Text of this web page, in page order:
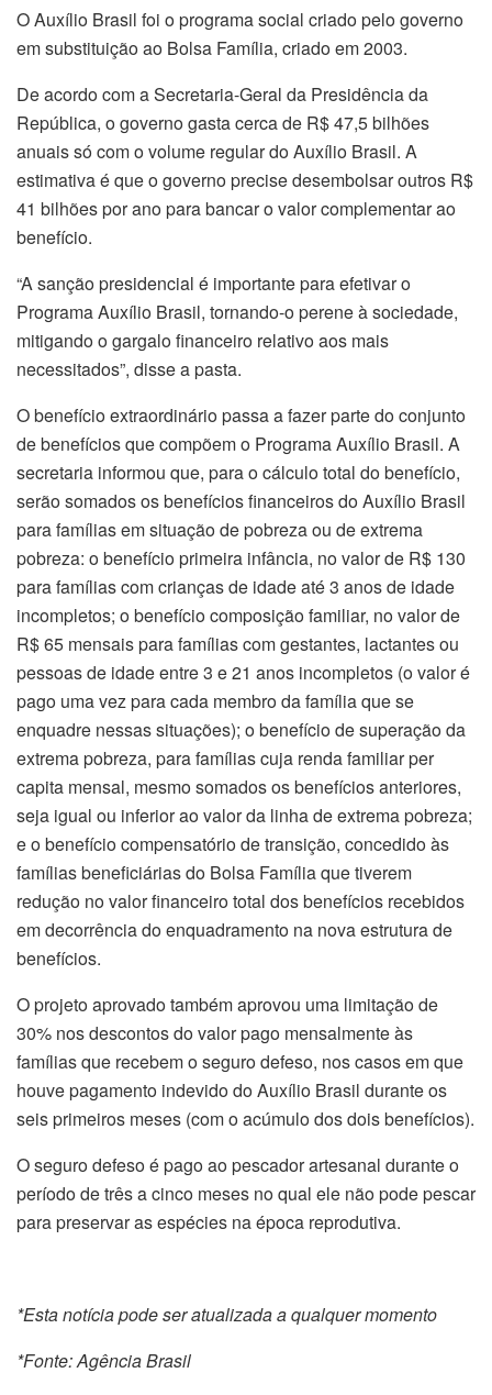
O Auxílio Brasil foi o programa social criado pelo governo
em substituição ao Bolsa Família, criado em 2003.
De acordo com a Secretaria-Geral da Presidência da
República, o governo gasta cerca de R$ 47,5 bilhões
anuais só com o volume regular do Auxílio Brasil. A
estimativa é que o governo precise desembolsar outros R$
41 bilhões por ano para bancar o valor complementar ao
benefício.
“A sanção presidencial é importante para efetivar o
Programa Auxílio Brasil, tornando-o perene à sociedade,
mitigando o gargalo financeiro relativo aos mais
necessitados”, disse a pasta.
O benefício extraordinário passa a fazer parte do conjunto
de benefícios que compõem o Programa Auxílio Brasil. A
secretaria informou que, para o cálculo total do benefício,
serão somados os benefícios financeiros do Auxílio Brasil
para famílias em situação de pobreza ou de extrema
pobreza: o benefício primeira infância, no valor de R$ 130
para famílias com crianças de idade até 3 anos de idade
incompletos; o benefício composição familiar, no valor de
R$ 65 mensais para famílias com gestantes, lactantes ou
pessoas de idade entre 3 e 21 anos incompletos (o valor é
pago uma vez para cada membro da família que se
enquadre nessas situações); o benefício de superação da
extrema pobreza, para famílias cuja renda familiar per
capita mensal, mesmo somados os benefícios anteriores,
seja igual ou inferior ao valor da linha de extrema pobreza;
e o benefício compensatório de transição, concedido às
famílias beneficiárias do Bolsa Família que tiverem
redução no valor financeiro total dos benefícios recebidos
em decorrência do enquadramento na nova estrutura de
benefícios.
O projeto aprovado também aprovou uma limitação de
30% nos descontos do valor pago mensalmente às
famílias que recebem o seguro defeso, nos casos em que
houve pagamento indevido do Auxílio Brasil durante os
seis primeiros meses (com o acúmulo dos dois benefícios).
O seguro defeso é pago ao pescador artesanal durante o
período de três a cinco meses no qual ele não pode pescar
para preservar as espécies na época reprodutiva.
*Esta notícia pode ser atualizada a qualquer momento
*Fonte: Agência Brasil